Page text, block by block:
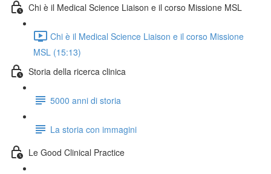
Chi è il Medical Science Liaison e il corso Missione MSL
Chi è il Medical Science Liaison e il corso Missione
MSL (15:13)
Storia della ricerca clinica
5000 anni di storia
La storia con immagini
Le Good Clinical Practice